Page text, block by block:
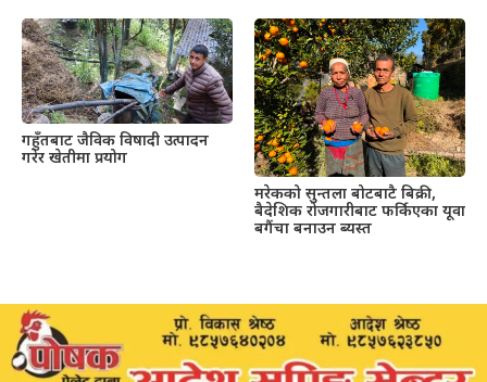
गहुँतबाट जैविक विषादी उत्पादन
गरेर खेतीमा प्रयोग
मरेकको सुन्तला बोटबाटै बिक्री,
बैदेशिक रोजगारीबाट फर्किएका यूवा
बगैंचा बनाउन ब्यस्त